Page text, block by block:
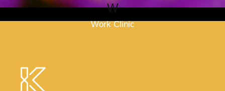
W
Work Clinic